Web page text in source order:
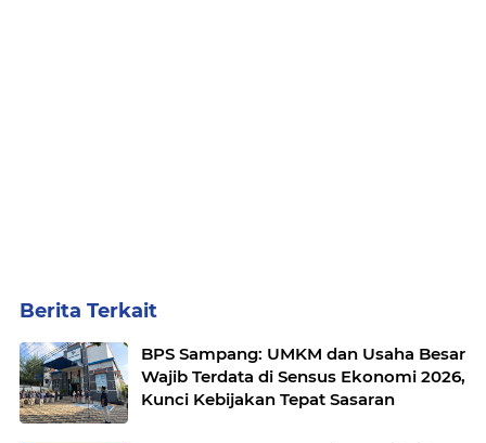
Berita Terkait
BPS Sampang: UMKM dan Usaha Besar
Wajib Terdata di Sensus Ekonomi 2026,
Kunci Kebijakan Tepat Sasaran